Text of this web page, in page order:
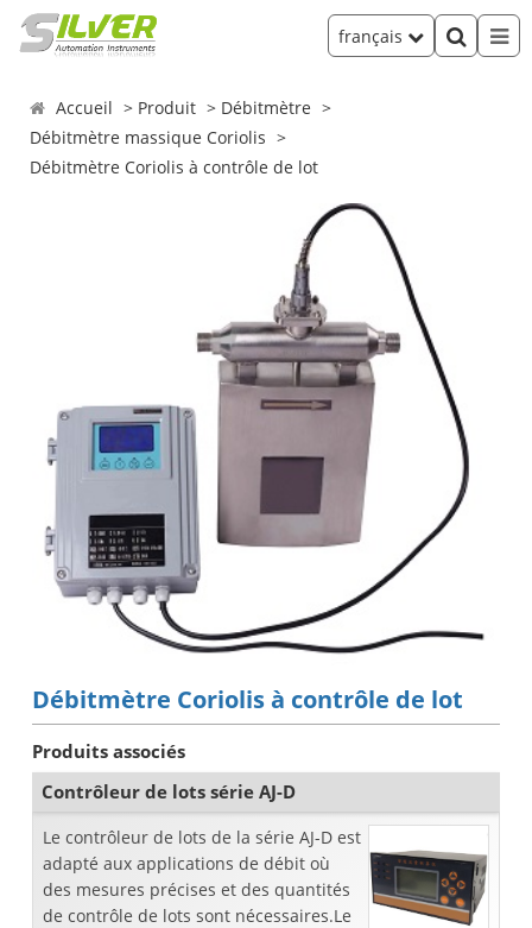
français
Accueil Produit
Débitmètre
Débitmètre massique Coriolis
Débitmètre Coriolis à contrôle de lot
Débitmètre Coriolis à contrôle de lot
Produits associés
Contrôleur de lots série AJ-D
Le contrôleur de lots de la série AJ-D est
adapté aux applications de débit où
des mesures précises et des quantités
de contrôle de lots sont nécessaires.Le